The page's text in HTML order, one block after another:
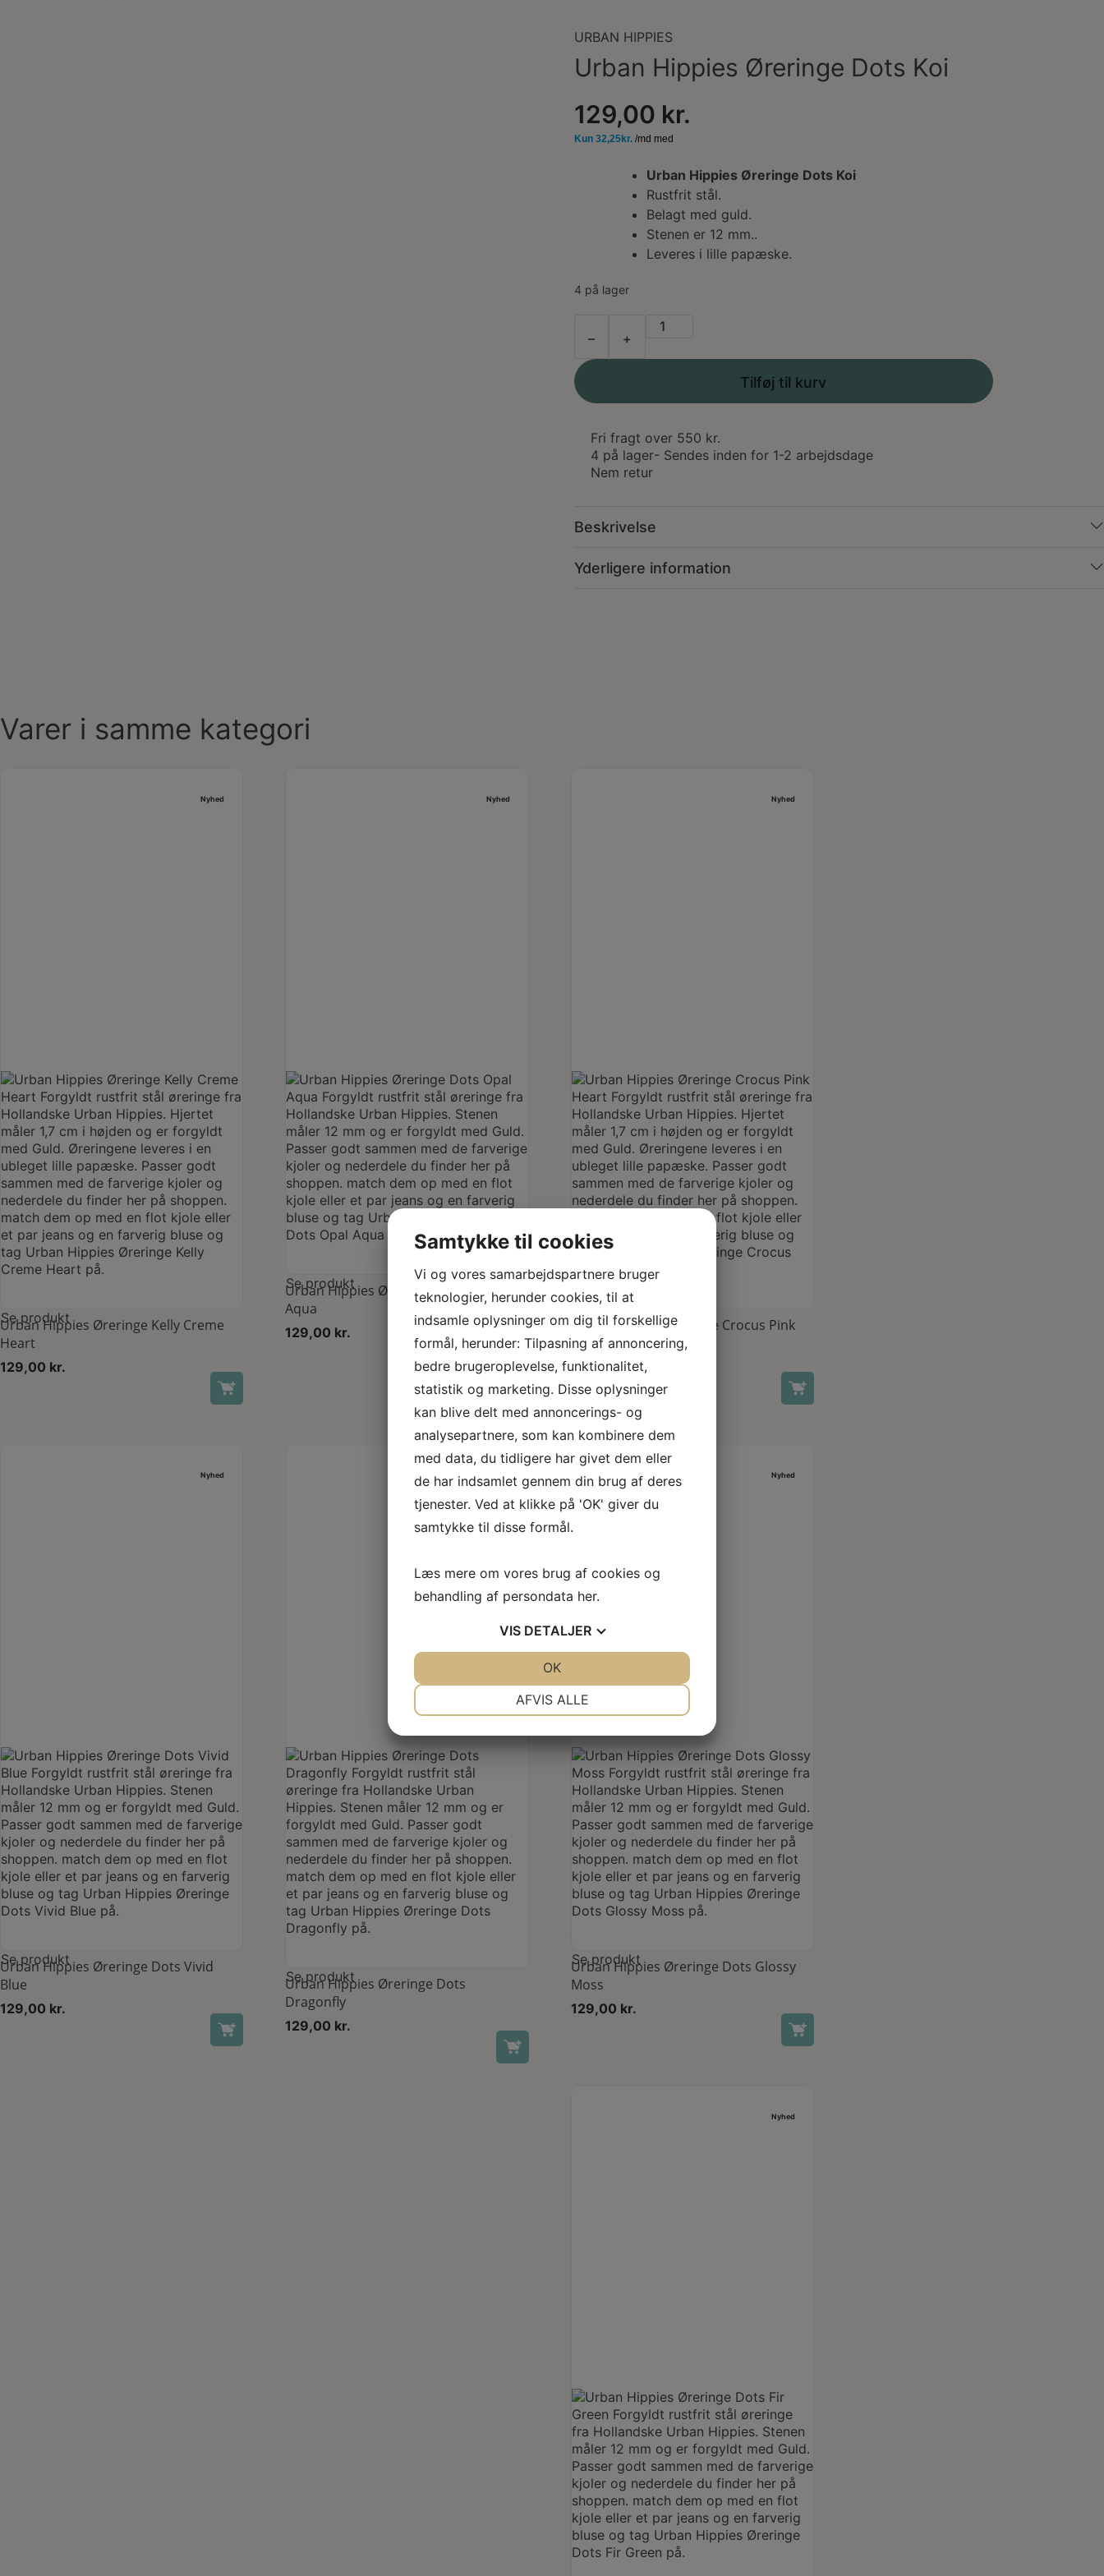
URBAN HIPPIES
Urban Hippies Øreringe Dots Koi
129,00 kr.
Urban Hippies Øreringe Dots Koi
Rustfrit stål.
Belagt med guld.
Stenen er 12 mm..
Leveres i lille papæske.
4 på lager
–
Urban
Øreringe
antal
+
Tilføj til kurv
Fri fragt over 550 kr.
4 på lager- Sendes inden for 1-2 arbejdsdage
Nem retur
Beskrivelse
Yderligere information
Varer i samme kategori
Nyhed
Se produkt
Urban Hippies Øreringe Kelly Creme
Heart
129,00 kr.
Nyhed
Se produkt
Urban Hippies Øreringe Dots Opal
Aqua
129,00 kr.
Nyhed
Se produkt
Urban Hippies Øreringe Crocus Pink
Heart
129,00kr.
Nyhed
Se produkt
Urban Hippies Øreringe Dots Vivid
Blue
129,00 kr.
Nyhed
Se produkt
Urban Hippies Øreringe Dots
Dragonfly
129,00 kr.
Nyhed
Se produkt
Urban Hippies Øreringe Dots Glossy
Moss
129,00 kr.
Nyhed
Samtykke til cookies
Vi og vores samarbejdspartnere bruger
teknologier, herunder cookies, til at
indsamle oplysninger om dig til forskellige
formål, herunder: Tilpasning af annoncering,
bedre brugeroplevelse, funktionalitet,
statistik og marketing. Disse oplysninger
kan blive delt med annoncerings- og
analysepartnere, som kan kombinere dem
med data, du tidligere har givet dem eller
de har indsamlet gennem din brug af deres
tjenester. Ved at klikke på 'OK' giver du
samtykke til disse formål.
Læs mere om vores brug af cookies og
behandling af persondata her.
VIS DETALJER
MARKETING STATISTIK
AFVIS ALLE
OK